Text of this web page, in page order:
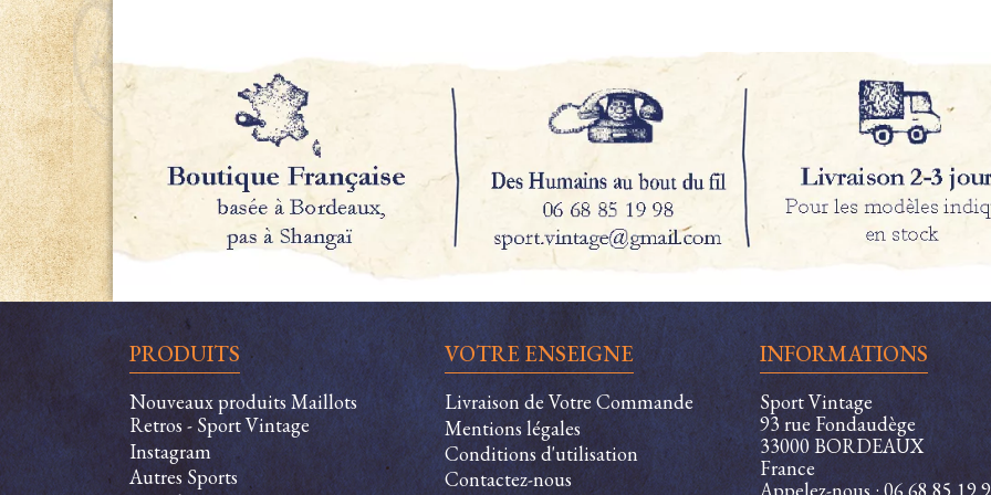
PRODUITS
Nouveaux produits Maillots
Retros - Sport Vintage
Instagram
Autres Sports
VOTRE ENSEIGNE
Livraison de Votre Commande
Mentions légales
Conditions d'utilisation
Contactez-nous
INFORMATIONS
Sport Vintage
93 rue Fondaudège
33000 BORDEAUX
France